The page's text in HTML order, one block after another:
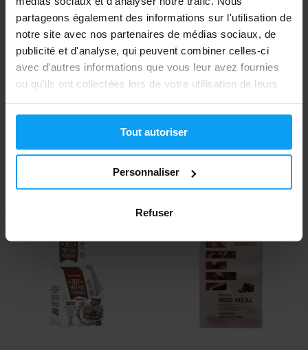
partageons également des informations sur l'utilisation de
notre site avec nos partenaires de médias sociaux, de
publicité et d'analyse, qui peuvent combiner celles-ci
avec d'autres informations que vous leur avez fournies
ou qu'ils ont collectées lors de votre utilisation de leurs
Tout autoriser
Personnaliser
Refuser
EN STOCK
BioTech USA
27,90 €
EN STOCK